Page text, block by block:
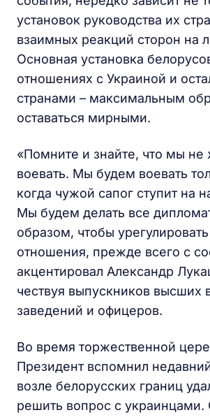
установок руководства их
взаимных реакций сторон на
Основная установка
отношениях с Украиной и
странами – максимальным
оставаться мирными.
«Помните и знайте, что мы не
воевать. Мы будем воевать
когда чужой сапог ступит на
Мы будем делать все
образом, чтобы
отношения, прежде всего с
акцентировал Александр
чествуя выпускников высших
заведений и офицеров.
Во время торжественной
Президент вспомнил
возле белорусских границ
решить вопрос с украинцами.